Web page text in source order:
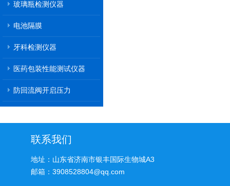
玻璃瓶检测仪器
电池隔膜
牙科检测仪器
医药包装性能测试仪器
防回流阀开启压力
联系我们
地址：山东省济南市银丰国际生物城A3
邮箱：3908528804@qq.com